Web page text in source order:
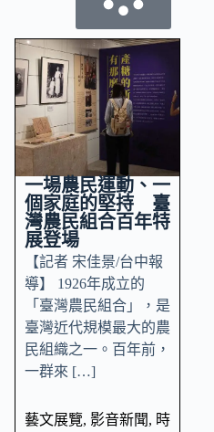
一場農民運動、一
個家庭的堅持 臺
灣農民組合百年特
展登場
【記者 宋佳景/台中報
導】 1926年成立的
「臺灣農民組合」，是
臺灣近代規模最大的農
民組織之一。百年前，
一群來 […]
藝文展覽, 影音新聞, 時